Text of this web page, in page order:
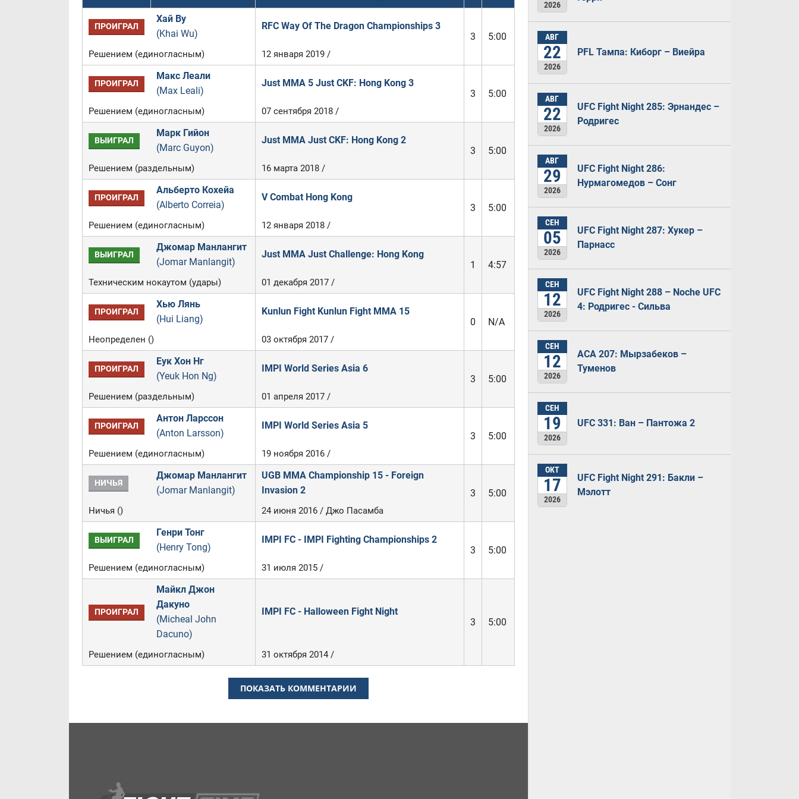
ПРОИГРАЛ
Хай Ву
(Khai Wu)
RFC Way Of The Dragon Championships 3
3
5:00
Решением (единогласным) 12 января 2019 /
ПРОИГРАЛ
Макс Леали
(Max Leali)
Just MMA 5 Just CKF: Hong Kong 3
3
5:00
Решением (единогласным) 07 сентября 2018 /
ВЫИГРАЛ
Марк Гийон
(Marc Guyon)
Just MMA Just CKF: Hong Kong 2
3
5:00
Решением (раздельным) 16 марта 2018 /
ПРОИГРАЛ
Альберто Кохейа
(Alberto Correia)
V Combat Hong Kong
3
5:00
Решением (единогласным) 12 января 2018 /
ВЫИГРАЛ
Джомар Манлангит
(Jomar Manlangit)
Just MMA Just Challenge: Hong Kong
1
4:57
Техническим нокаутом (удары) 01 декабря 2017 /
ПРОИГРАЛ
Хью Лянь
(Hui Liang)
Kunlun Fight Kunlun Fight MMA 15
0
N/A
Неопределен () 03 октября 2017 /
ПРОИГРАЛ
Еук Хон Нг
(Yeuk Hon Ng)
IMPI World Series Asia 6
3
5:00
Решением (раздельным) 01 апреля 2017 /
ПРОИГРАЛ
Антон Ларссон
(Anton Larsson)
IMPI World Series Asia 5
3
5:00
Решением (единогласным) 19 ноября 2016 /
НИЧЬЯ
Джомар Манлангит
(Jomar Manlangit)
UGB MMA Championship 15 - Foreign
Invasion 2
3 5:00
Ничья () 24 июня 2016 / Джо Пасамба
ВЫИГРАЛ
Генри Тонг
(Henry Tong)
IMPI FC - IMPI Fighting Championships 2
3
5:00
Решением (единогласным) 31 июля 2015 /
ПРОИГРАЛ
Майкл Джон
Дакуно
(Micheal John
Dacuno)
IMPI FC - Halloween Fight Night
3
5:00
Решением (единогласным) 31 октября 2014 /
ПОКАЗАТЬ КОММЕНТАРИИ
2026
АВГ
22
2026
PFL Тампа: Киборг – Виейра
АВГ
22
2026
UFC Fight Night 285: Эрнандес –
Родригес
АВГ
29
2026
UFC Fight Night 286:
Нурмагомедов – Сонг
СЕН
05
2026
UFC Fight Night 287: Хукер –
Парнасс
СЕН
12
2026
UFC Fight Night 288 – Noche UFC
4: Родригес - Сильва
СЕН
12
2026
ACA 207: Мырзабеков –
Туменов
СЕН
19
2026
UFC 331: Ван – Пантожа 2
ОКТ
17
2026
UFC Fight Night 291: Бакли –
Мэлотт